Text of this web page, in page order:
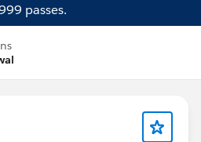
passes.